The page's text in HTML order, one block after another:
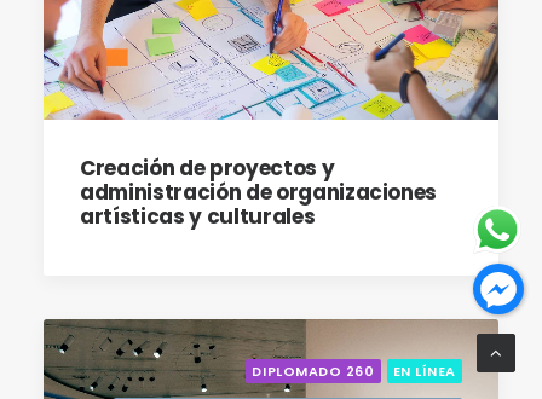
Creación de proyectos y
administración de organizaciones
artísticas y culturales
DIPLOMADO 260 EN LÍNEA